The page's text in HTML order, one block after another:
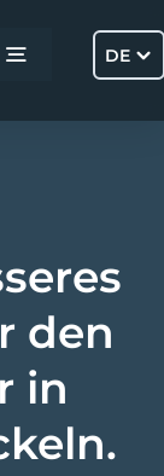
Toggle
DE
den
in